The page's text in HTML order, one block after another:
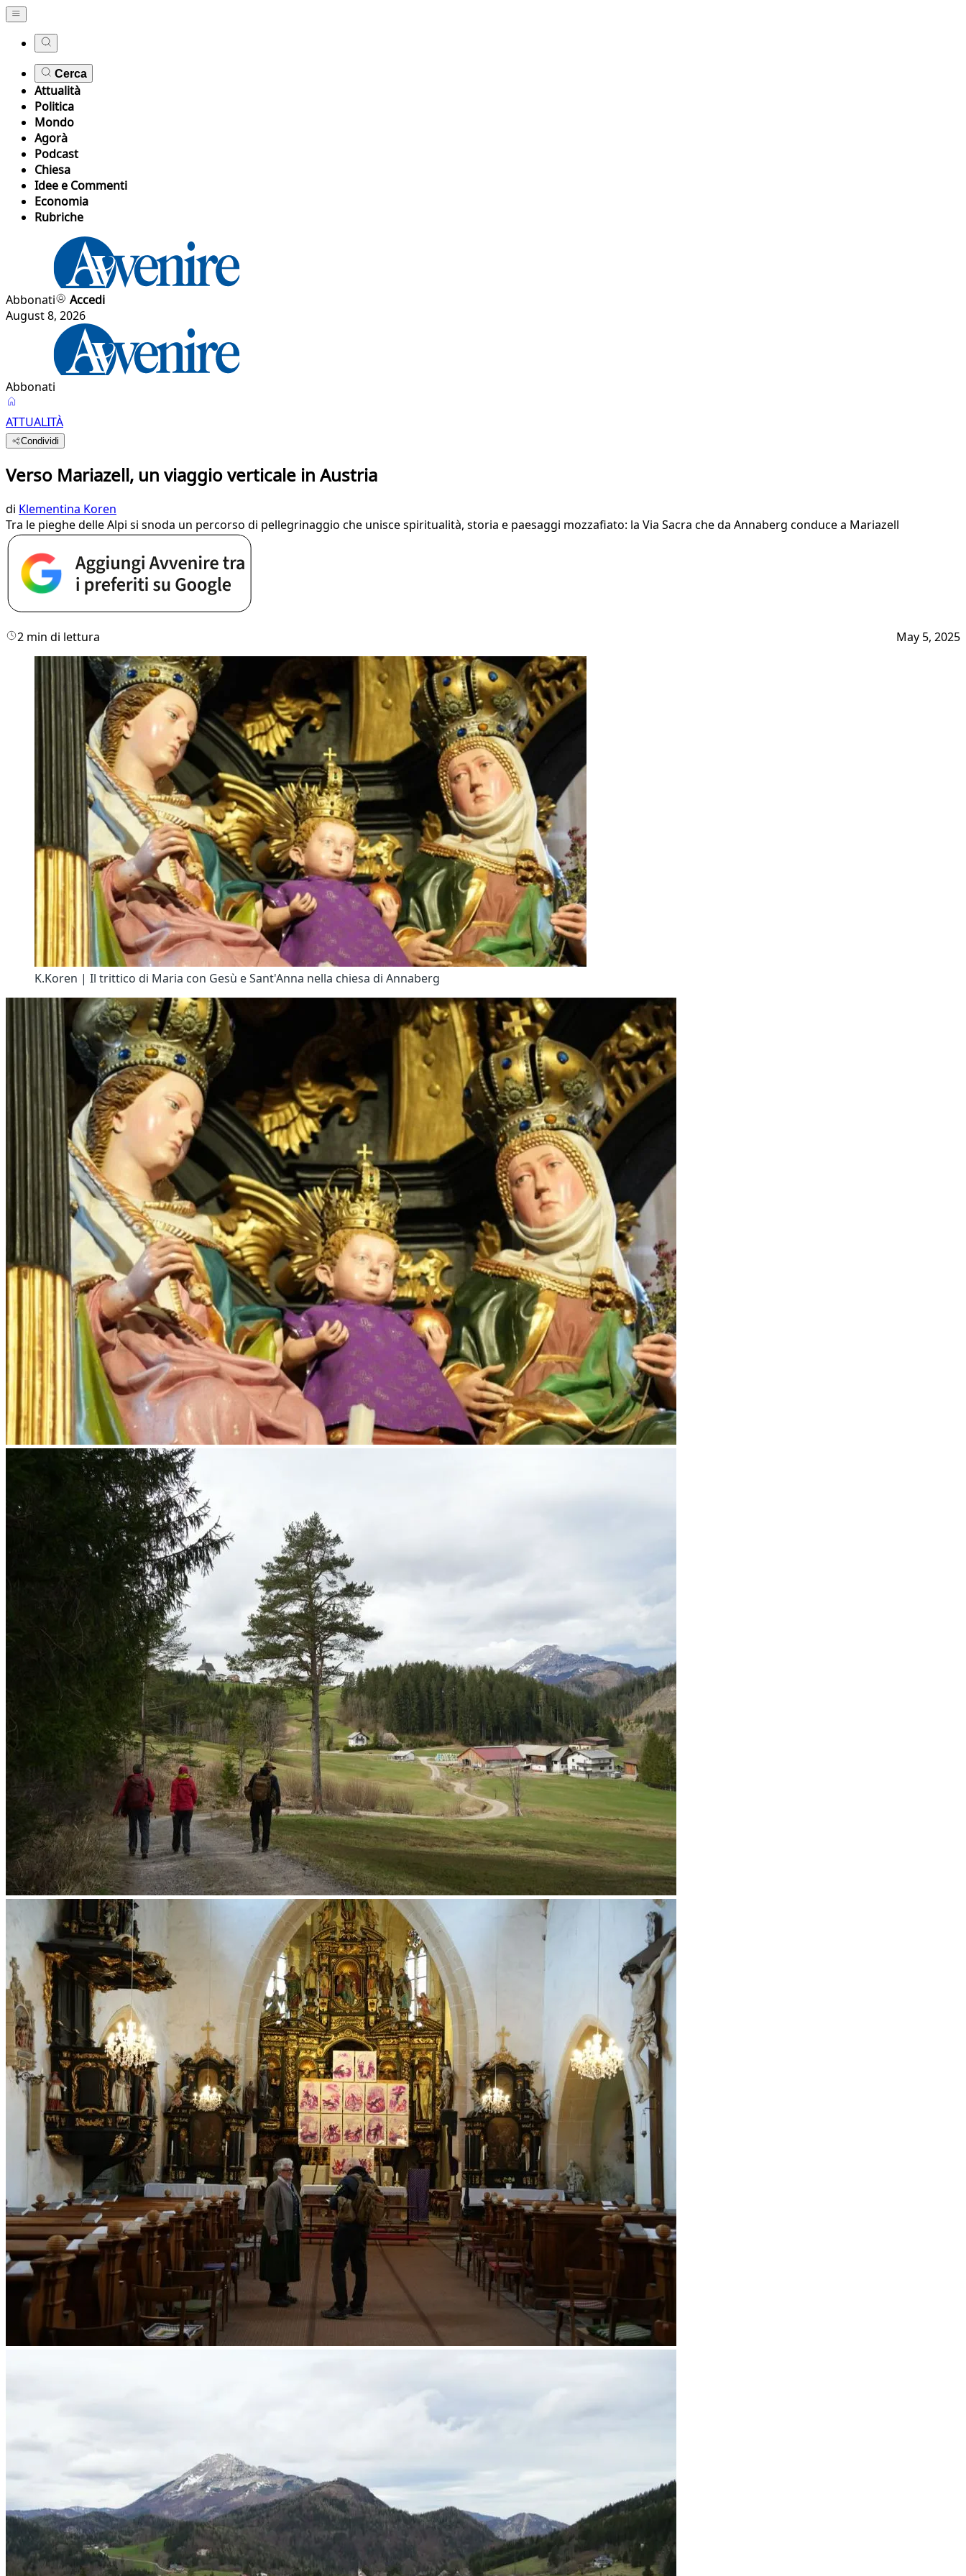
Cerca
Attualità
Politica
Mondo
Agorà
Podcast
Chiesa
Idee e Commenti
Economia
Rubriche
Abbonati
Accedi
August 8, 2026
Abbonati
ATTUALITÀ
Condividi
Verso Mariazell, un viaggio verticale in Austria
di Klementina Koren
Tra le pieghe delle Alpi si snoda un percorso di pellegrinaggio che unisce spiritualità, storia e paesaggi mozzafiato: la Via Sacra che da Annaberg conduce a Mariazell
2 min di lettura May 5, 2025
K.Koren | Il trittico di Maria con Gesù e Sant'Anna nella chiesa di Annaberg